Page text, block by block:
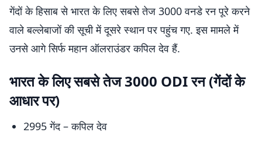
गेंदों के हिसाब से भारत के लिए सबसे तेज 3000 वनडे रन पूरे करने
वाले बल्लेबाजों की सूची में दूसरे स्थान पर पहुंच गए. इस मामले में
उनसे आगे सिर्फ महान ऑलराउंडर कपिल देव हैं.
भारत के लिए सबसे तेज 3000 ODI रन (गेंदों के
आधार पर)
2995 गेंद – कपिल देव